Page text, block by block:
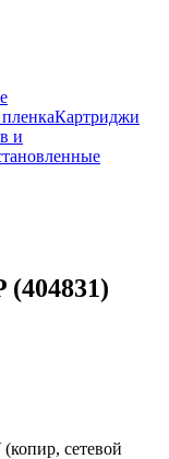
Картриджи
и
сетевой